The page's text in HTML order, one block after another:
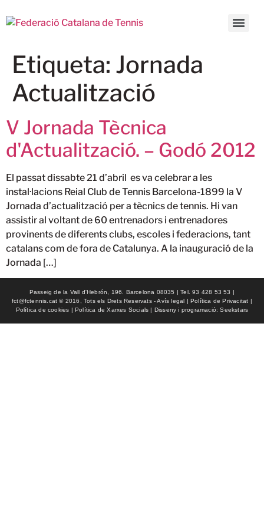
Etiqueta: Jornada
Actualització
V Jornada Tècnica
d'Actualització. – Godó 2012
El passat dissabte 21 d’abril es va celebrar a les
instal·lacions Reial Club de Tennis Barcelona-1899 la V
Jornada d’actualització per a tècnics de tennis. Hi van
assistir al voltant de 60 entrenadors i entrenadores
provinents de diferents clubs, escoles i federacions, tant
catalans com de fora de Catalunya. A la inauguració de la
Jornada […]
Passeig de la Vall d'Hebrón, 196. Barcelona 08035 | Tel. 93 428 53 53 |
fct@fctennis.cat © 2016, Tots els Drets Reservats - Avís legal | Política de Privacitat |
Política de cookies | Política de Xarxes Socials | Disseny i programació: Seekstars